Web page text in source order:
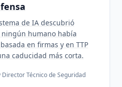
de IA descubrió
humano había
en firmas y en TTP
caducidad más corta.
Director Técnico de Seguridad